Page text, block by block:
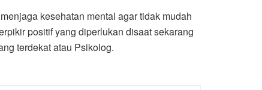
kesehatan mental agar tidak mudah
positif yang diperlukan disaat sekarang
terdekat atau Psikolog.